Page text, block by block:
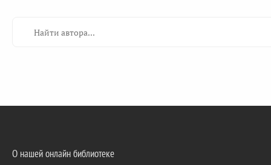
О нашей онлайн библиотеке